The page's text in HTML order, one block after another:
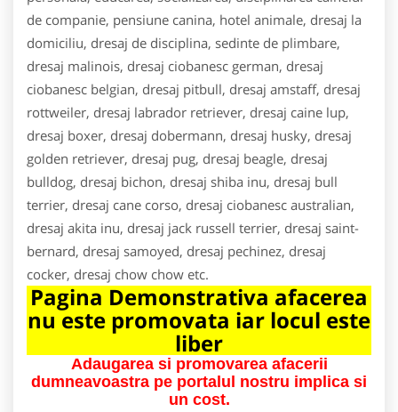
de companie, pensiune canina, hotel animale, dresaj la
domiciliu, dresaj de disciplina, sedinte de plimbare,
dresaj malinois, dresaj ciobanesc german, dresaj
ciobanesc belgian, dresaj pitbull, dresaj amstaff, dresaj
rottweiler, dresaj labrador retriever, dresaj caine lup,
dresaj boxer, dresaj dobermann, dresaj husky, dresaj
golden retriever, dresaj pug, dresaj beagle, dresaj
bulldog, dresaj bichon, dresaj shiba inu, dresaj bull
terrier, dresaj cane corso, dresaj ciobanesc australian,
dresaj akita inu, dresaj jack russell terrier, dresaj saint-
bernard, dresaj samoyed, dresaj pechinez, dresaj
cocker, dresaj chow chow etc.
Pagina Demonstrativa afacerea
nu este promovata iar locul este
liber
Adaugarea si promovarea afacerii
dumneavoastra pe portalul nostru implica si
un cost.